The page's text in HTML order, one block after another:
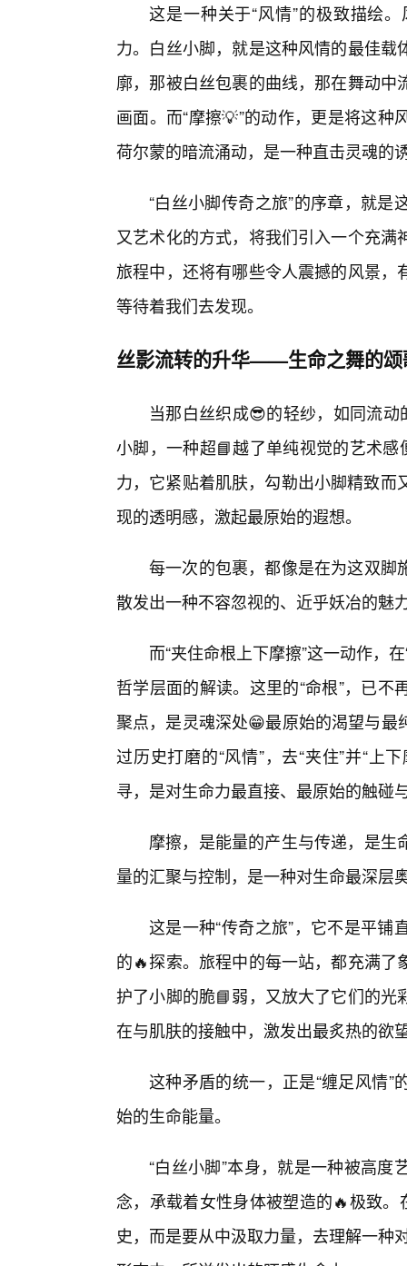
这是一种关于“风情”的极致描绘
力。白丝小脚，就是这种风情的最佳
廓，那被白丝包裹的曲线，那在舞动
画面。而“摩擦💡”的动作，更是将这
荷尔蒙的暗流涌动，是一种直击灵魂的
“白丝小脚传奇之旅”的序章，就
又艺术化的方式，将我们引入一个充
旅程中，还将有哪些令人震撼的风景
等待着我们去发现。
丝影流转的升华——生命之舞的颂
当那白丝织成😎的轻纱，如同流
小脚，一种超📘越了单纯视觉的艺术
力，它紧贴着肌肤，勾勒出小脚精致
现的透明感，激起最原始的遐想。
每一次的包裹，都像是在为这双脚
散发出一种不容忽视的、近乎妖冶的魅
而“夹住命根上下摩擦”这一动作，
哲学层面的解读。这里的“命根”，已
聚点，是灵魂深处😁最原始的渴望与
过历史打磨的“风情”，去“夹住”并“上
寻，是对生命力最直接、最原始的触碰
摩擦，是能量的产生与传递，是
量的汇聚与控制，是一种对生命最深层
这是一种“传奇之旅”，它不是平
的🔥探索。旅程中的每一站，都充满
护了小脚的脆📘弱，又放大了它们的
在与肌肤的接触中，激发出最炙热的欲
这种矛盾的统一，正是“缠足风情
始的生命能量。
“白丝小脚”本身，就是一种被高
念，承载着女性身体被塑造的🔥极致
史，而是要从中汲取力量，去理解一种